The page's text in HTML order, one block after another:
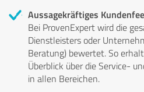
Aussagekräftiges
Bei ProvenExpert wird die
Dienstleisters oder
Beratung) bewertet. So
Überblick über die Service-
in allen Bereichen.